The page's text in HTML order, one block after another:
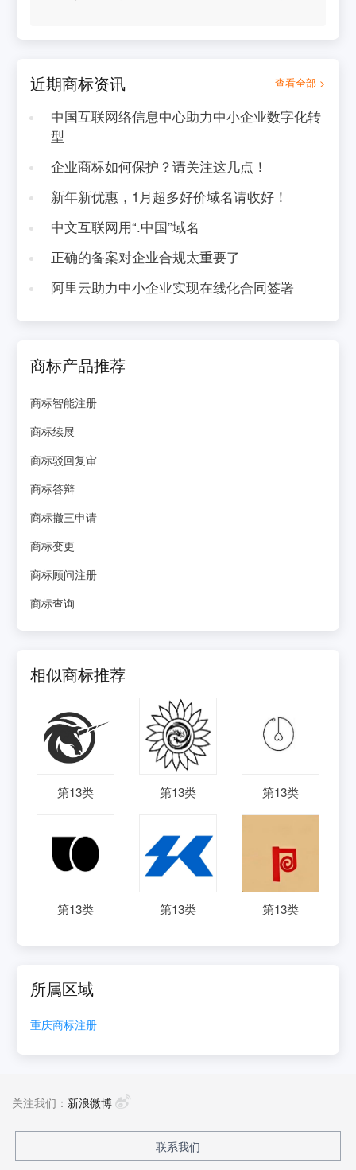
近期商标资讯 查看全部 >
中国互联网络信息中心助力中小企业数字化转
型
企业商标如何保护？请关注这几点！
新年新优惠，1月超多好价域名请收好！
中文互联网用“.中国”域名
正确的备案对企业合规太重要了
阿里云助力中小企业实现在线化合同签署
商标产品推荐
商标智能注册
商标续展
商标驳回复审
商标答辩
商标撤三申请
商标变更
商标顾问注册
商标查询
相似商标推荐
第13类 第13类 第13类
第13类 第13类 第13类
所属区域
重庆商标注册